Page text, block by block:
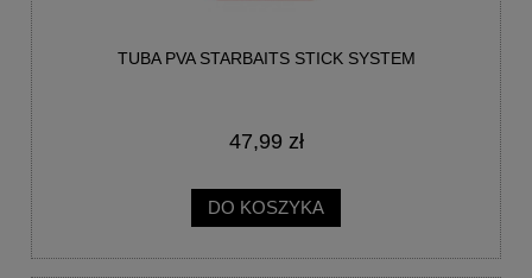
TUBA PVA STARBAITS STICK SYSTEM
47,99 zł
DO KOSZYKA